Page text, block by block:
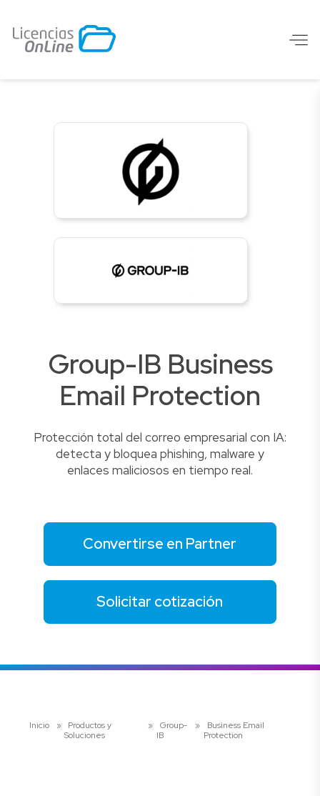
Group-IB Business
Email Protection
Protección total del correo empresarial con IA:
detecta y bloquea phishing, malware y
enlaces maliciosos en tiempo real.
Convertirse en Partner
Solicitar cotización
Inicio »
Productos y
Soluciones
»
Group-
IB
»
Business Email
Protection